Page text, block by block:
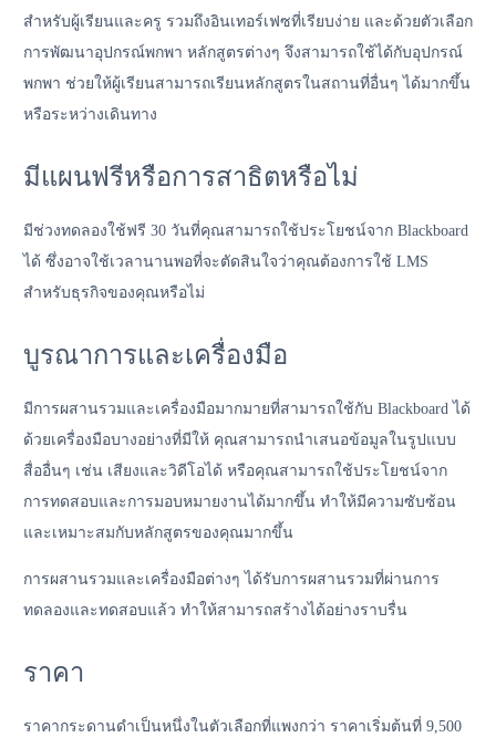
สำหรับผู้เรียนและครู รวมถึงอินเทอร์เฟซที่เรียบง่าย และด้วยตัวเลือก
การพัฒนาอุปกรณ์พกพา หลักสูตรต่างๆ จึงสามารถใช้ได้กับอุปกรณ์
พกพา ช่วยให้ผู้เรียนสามารถเรียนหลักสูตรในสถานที่อื่นๆ ได้มากขึ้น
หรือระหว่างเดินทาง
มีแผนฟรีหรือการสาธิตหรือไม่
มีช่วงทดลองใช้ฟรี 30 วันที่คุณสามารถใช้ประโยชน์จาก Blackboard
ได้ ซึ่งอาจใช้เวลานานพอที่จะตัดสินใจว่าคุณต้องการใช้ LMS
สำหรับธุรกิจของคุณหรือไม่
บูรณาการและเครื่องมือ
มีการผสานรวมและเครื่องมือมากมายที่สามารถใช้กับ Blackboard ได้
ด้วยเครื่องมือบางอย่างที่มีให้ คุณสามารถนำเสนอข้อมูลในรูปแบบ
สื่ออื่นๆ เช่น เสียงและวิดีโอได้ หรือคุณสามารถใช้ประโยชน์จาก
การทดสอบและการมอบหมายงานได้มากขึ้น ทำให้มีความซับซ้อน
และเหมาะสมกับหลักสูตรของคุณมากขึ้น
การผสานรวมและเครื่องมือต่างๆ ได้รับการผสานรวมที่ผ่านการ
ทดลองและทดสอบแล้ว ทำให้สามารถสร้างได้อย่างราบรื่น
ราคา
ราคากระดานดำเป็นหนึ่งในตัวเลือกที่แพงกว่า ราคาเริ่มต้นที่ 9,500